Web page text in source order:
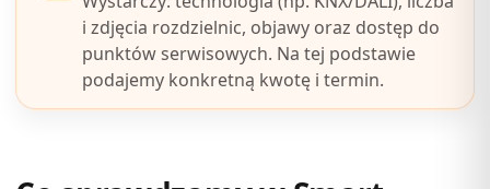
i zdjęcia rozdzielnic, objawy oraz dostęp do
punktów serwisowych. Na tej podstawie
podajemy konkretną kwotę i termin.